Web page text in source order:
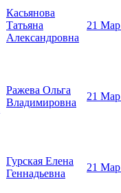
Касьянова
Татьяна
Александровна
21
Ражева Ольга
Владимировна
21
Гурская Елена
Геннадьевна
21